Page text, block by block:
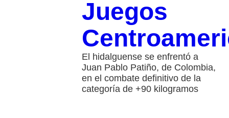
Juegos
El hidalguense se enfrentó a
Juan Pablo Patiño, de Colombia,
en el combate definitivo de la
categoría de +90 kilogramos